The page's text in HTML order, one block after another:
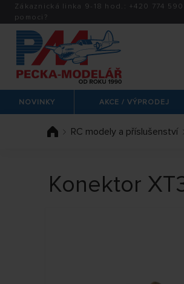
Zákaznická linka 9-18 hod.: +420 774
pomoci?
NOVINKY AKCE / VÝPRODEJ
RC modely a příslušenství
Konektor